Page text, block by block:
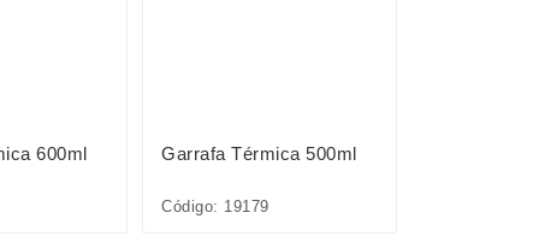
600ml Garrafa Térmica 500ml
Código: 19179